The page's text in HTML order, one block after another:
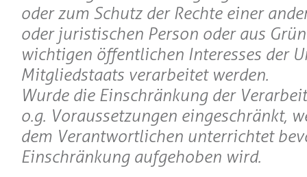
oder zum Schutz der Rechte einer
oder juristischen Person oder aus
wichtigen öffentlichen Interesses der
Mitgliedstaats verarbeitet werden.
Wurde die Einschränkung der
o.g. Voraussetzungen eingeschränkt,
dem Verantwortlichen unterrichtet
Einschränkung aufgehoben wird.